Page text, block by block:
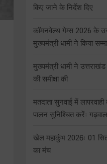
किए जाने के निर्देश दिए
कॉमनवेल्थ गेम्स 2026 के
मुख्यमंत्री धामी ने किया
मुख्यमंत्री धामी ने उत्तराखंड
की समीक्षा की
मतदाता सुनवाई में
पालन सुनिश्चित करेंः
खेल महाकुंभ 2026ः 01
का मंच